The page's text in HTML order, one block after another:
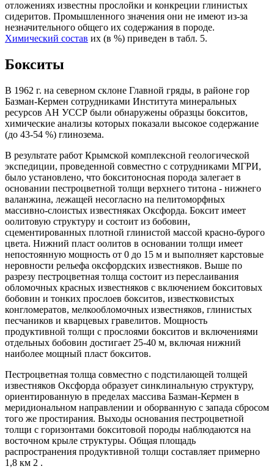
отложениях известны прослойки и конкреции глинистых
сидеритов. Промышленного значения они не имеют из-за
незначительного общего их содержания в породе.
Химический состав их (в %) приведен в табл. 5.
Бокситы
В 1962 г. на северном склоне Главной гряды, в районе гор
Базман-Кермен сотрудниками Института минеральных
ресурсов АН УССР были обнаружены образцы бокситов,
химические анализы которых показали высокое содержание
(до 43-54 %) глинозема.
В результате работ Крымской комплексной геологической
экспедиции, проведенной совместно с сотрудниками МГРИ,
было установлено, что бокситоносная порода залегает в
основании пестроцветной толщи верхнего титона - нижнего
валанжина, лежащей несогласно на пелитоморфных
массивно-слоистых известняках Оксфорда. Боксит имеет
оолитовую структуру и состоит из бобовин,
сцементированных плотной глинистой массой красно-бурого
цвета. Нижний пласт оолитов в основании толщи имеет
непостоянную мощность от 0 до 15 м и выполняет карстовые
неровности рельефа оксфордских известняков. Выше по
разрезу пестроцветная толща состоит из переслаивания
обломочных красных известняков с включением бокситовых
бобовин и тонких прослоев бокситов, известковистых
конгломератов, мелкообломочных известняков, глинистых
песчаников и кварцевых гравелитов. Мощность
продуктивной толщи с прослоями бокситов и включениями
отдельных бобовин достигает 25-40 м, включая нижний
наиболее мощный пласт бокситов.
Пестроцветная толща совместно с подстилающей толщей
известняков Оксфорда образует синклинальную структуру,
ориентированную в пределах массива Базман-Кермен в
меридиональном направлении и оборванную с запада сбросом
того же простирания. Выходы основания пестроцветной
толщи с горизонтами бокситовой породы наблюдаются на
восточном крыле структуры. Общая площадь
распространения продуктивной толщи составляет примерно
1,8 км 2 .